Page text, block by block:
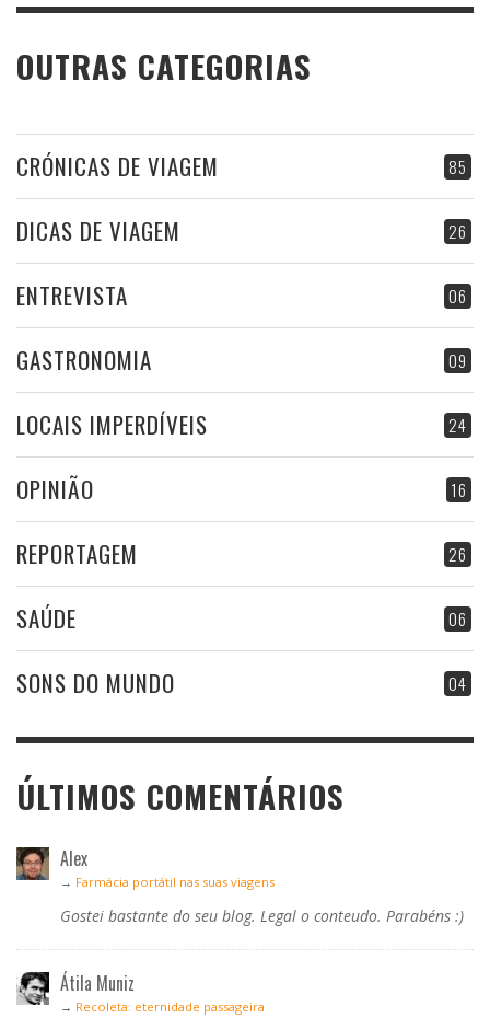
OUTRAS CATEGORIAS
85
CRÓNICAS DE VIAGEM
26
DICAS DE VIAGEM
06
ENTREVISTA
09
GASTRONOMIA
24
LOCAIS IMPERDÍVEIS
16
OPINIÃO
26
REPORTAGEM
06
SAÚDE
04
SONS DO MUNDO
ÚLTIMOS COMENTÁRIOS
Alex
→ Farmácia portátil nas suas viagens
Gostei bastante do seu blog. Legal o conteudo. Parabéns :)
Átila Muniz
→ Recoleta: eternidade passageira